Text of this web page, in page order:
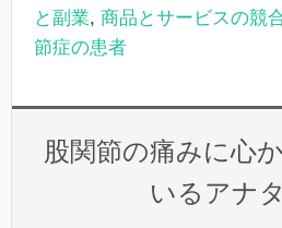
と副業, 商品とサービスの競
節症の患者
股関節の痛みに心
いるアナ